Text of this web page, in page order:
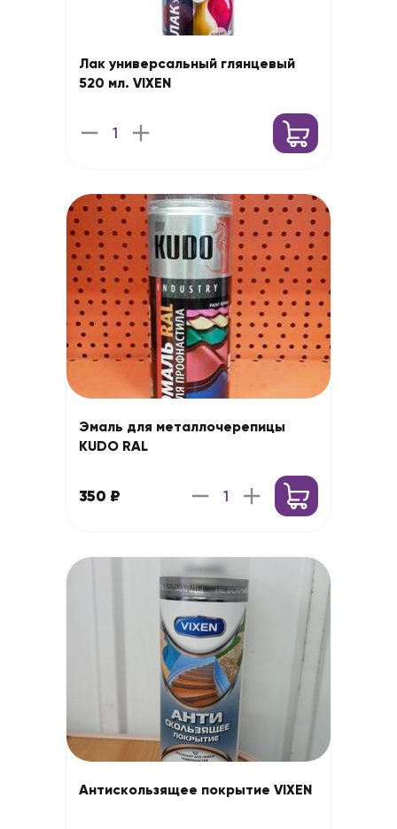
Лак универсальный глянцевый
520 мл. VIXEN
Эмаль для металлочерепицы
KUDO RAL
350 ₽
Антискользящее покрытие VIXEN